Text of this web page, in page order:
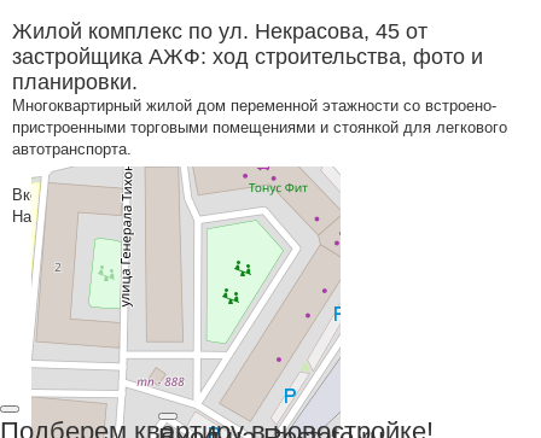
Жилой комплекс по ул. Некрасова, 45 от
застройщика АЖФ: ход строительства, фото и
планировки.
Многоквартирный жилой дом переменной этажности со встроено-
пристроенными торговыми помещениями и стоянкой для легкового
автотранспорта.
Вконтакте
На карте
Подберем квартиру в новостройке!